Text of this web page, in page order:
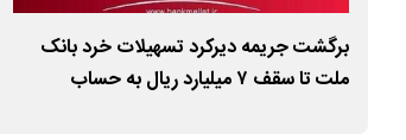
برگشت جریمه دیرکرد تسهیلات خرد بانک
ملت تا سقف ۷ میلیارد ریال به حساب